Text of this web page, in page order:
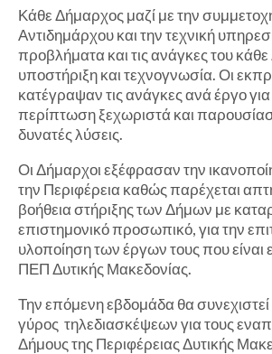
Κάθε Δήμαρχος μαζί με την
Αντιδημάρχου και την τεχνική
προβλήματα και τις ανάγκες του
υποστήριξη και τεχνογνωσία. Οι
κατέγραψαν τις ανάγκες ανά έργο
περίπτωση ξεχωριστά και
δυνατές λύσεις.
Οι Δήμαρχοι εξέφρασαν την
την Περιφέρεια καθώς παρέχεται
βοήθεια στήριξης των Δήμων με
επιστημονικό προσωπικό, για την
υλοποίηση των έργων τους που είναι
ΠΕΠ Δυτικής Μακεδονίας.
Την επόμενη εβδομάδα θα συνεχιστεί
γύρος τηλεδιασκέψεων για τους
Δήμους της Περιφέρειας Δυτικής